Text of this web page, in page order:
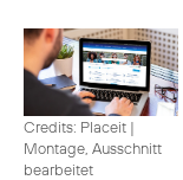
Credits: Placeit |
Montage, Ausschnitt
bearbeitet